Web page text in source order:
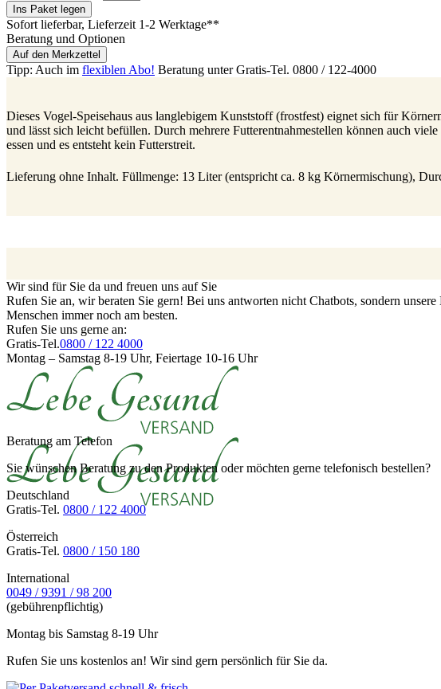
Ins Paket legen
Sofort lieferbar, Lieferzeit 1-2 Werktage**
Beratung und Optionen
Auf den Merkzettel
Tipp: Auch im flexiblen Abo! Beratung unter Gratis-Tel. 0800 / 122-4000
Dieses Vogel-Speisehaus aus langlebigem Kunststoff (frostfest) eignet sich für
und lässt sich leicht befüllen. Durch mehrere Futterentnahmestellen können auch
essen und es entsteht kein Futterstreit.
Lieferung ohne Inhalt. Füllmenge: 13 Liter (entspricht ca. 8 kg Körnermischung),
Wir sind für Sie da und freuen uns auf Sie
Rufen Sie an, wir beraten Sie gern! Bei uns antworten nicht Chatbots, sondern
Menschen immer noch am besten.
Rufen Sie uns gerne an:
Gratis-Tel.0800 / 122 4000
Montag – Samstag 8-19 Uhr, Feiertage 10-16 Uhr
Beratung am Telefon
Sie wünschen Beratung zu den Produkten oder möchten gerne telefonisch bestellen?
Deutschland
Gratis-Tel. 0800 / 122 4000
Österreich
Gratis-Tel. 0800 / 150 180
International
0049 / 9391 / 98 200
(gebührenpflichtig)
Montag bis Samstag 8-19 Uhr
Rufen Sie uns kostenlos an! Wir sind gern persönlich für Sie da.